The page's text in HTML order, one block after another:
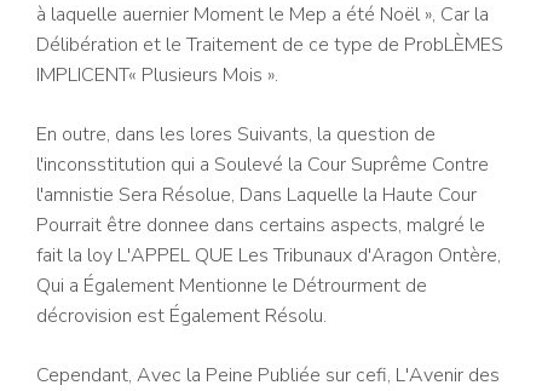
à laquelle auernier Moment le Mep a été Noël », Car la
Délibération et le Traitement de ce type de ProbLÈMES
IMPLICENT« Plusieurs Mois ».
En outre, dans les lores Suivants, la question de
l'inconsstitution qui a Soulevé la Cour Suprême Contre
l'amnistie Sera Résolue, Dans Laquelle la Haute Cour
Pourrait être donnee dans certains aspects, malgré le
fait la loy L'APPEL QUE Les Tribunaux d'Aragon Ontère,
Qui a Également Mentionne le Détrourment de
décrovision est Également Résolu.
Cependant, Avec la Peine Publiée sur cefi, L'Avenir des